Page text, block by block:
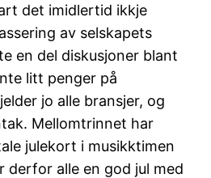
det imidlertid ikkje
av selskapets
en del diskusjoner blant
litt penger på
jo alle bransjer, og
Mellomtrinnet har
julekort i musikktimen
derfor alle en god jul med